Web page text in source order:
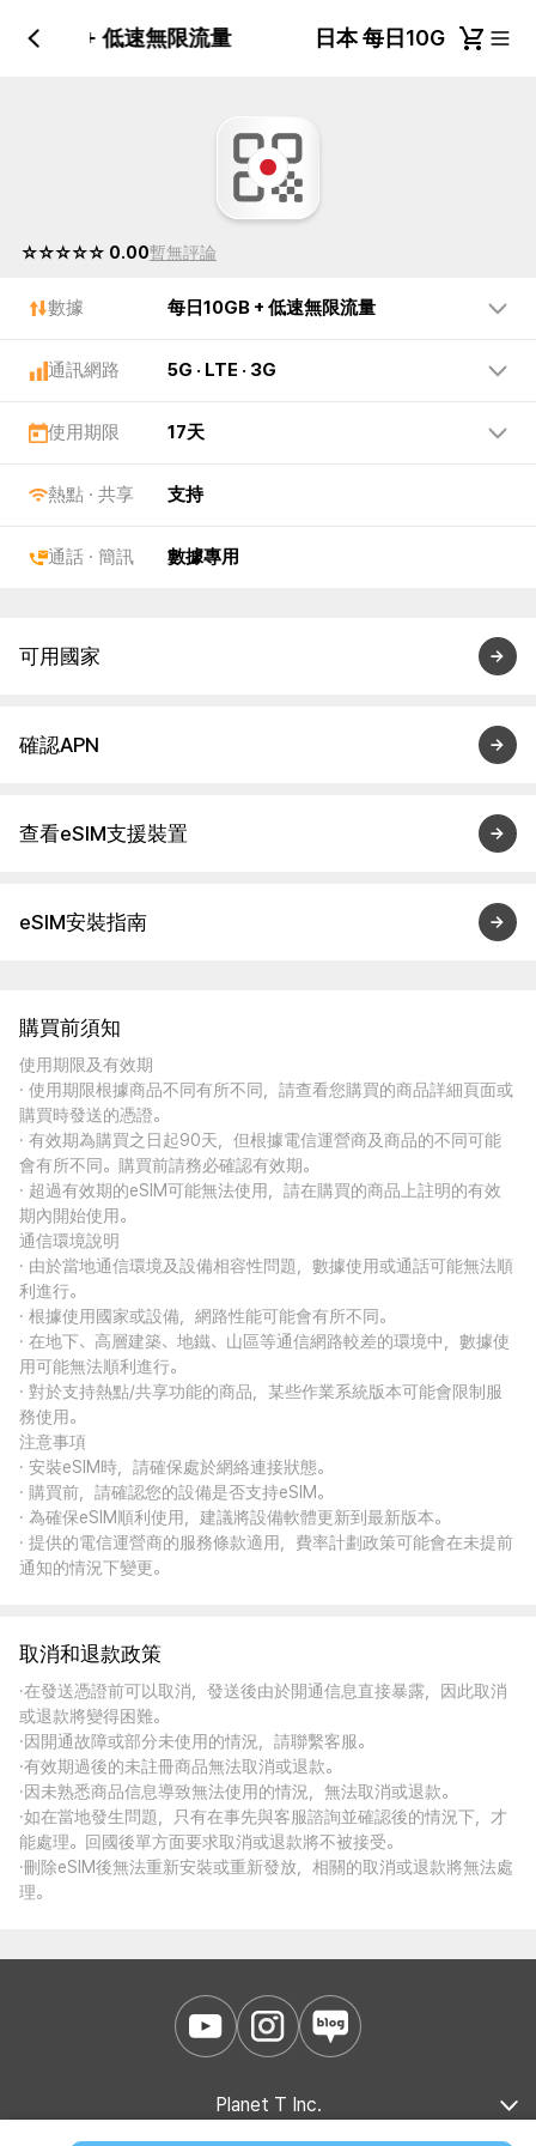
10GB + 低速無限流量 日本 每日10GB + 低
☆☆☆☆☆ 0.00暫無評論
數據 每日10GB + 低速無限流量
通訊網路 5G · LTE · 3G
使用期限 17天
熱點 · 共享 支持
通話 · 簡訊 數據專用
可用國家
確認APN
查看eSIM支援裝置
eSIM安裝指南
購買前須知
使用期限及有效期
· 使用期限根據商品不同有所不同，請查看您購買的商品詳細頁面或
購買時發送的憑證。
· 有效期為購買之日起90天，但根據電信運營商及商品的不同可能
會有所不同。購買前請務必確認有效期。
· 超過有效期的eSIM可能無法使用，請在購買的商品上註明的有效
期內開始使用。
通信環境說明
· 由於當地通信環境及設備相容性問題，數據使用或通話可能無法順
利進行。
· 根據使用國家或設備，網路性能可能會有所不同。
· 在地下、高層建築、地鐵、山區等通信網路較差的環境中，數據使
用可能無法順利進行。
· 對於支持熱點/共享功能的商品，某些作業系統版本可能會限制服
務使用。
注意事項
· 安裝eSIM時，請確保處於網絡連接狀態。
· 購買前，請確認您的設備是否支持eSIM。
· 為確保eSIM順利使用，建議將設備軟體更新到最新版本。
· 提供的電信運營商的服務條款適用，費率計劃政策可能會在未提前
通知的情況下變更。
取消和退款政策
·在發送憑證前可以取消，發送後由於開通信息直接暴露，因此取消
或退款將變得困難。
·因開通故障或部分未使用的情況，請聯繫客服。
·有效期過後的未註冊商品無法取消或退款。
·因未熟悉商品信息導致無法使用的情況，無法取消或退款。
·如在當地發生問題，只有在事先與客服諮詢並確認後的情況下，才
能處理。回國後單方面要求取消或退款將不被接受。
·刪除eSIM後無法重新安裝或重新發放，相關的取消或退款將無法處
理。
Planet T Inc.